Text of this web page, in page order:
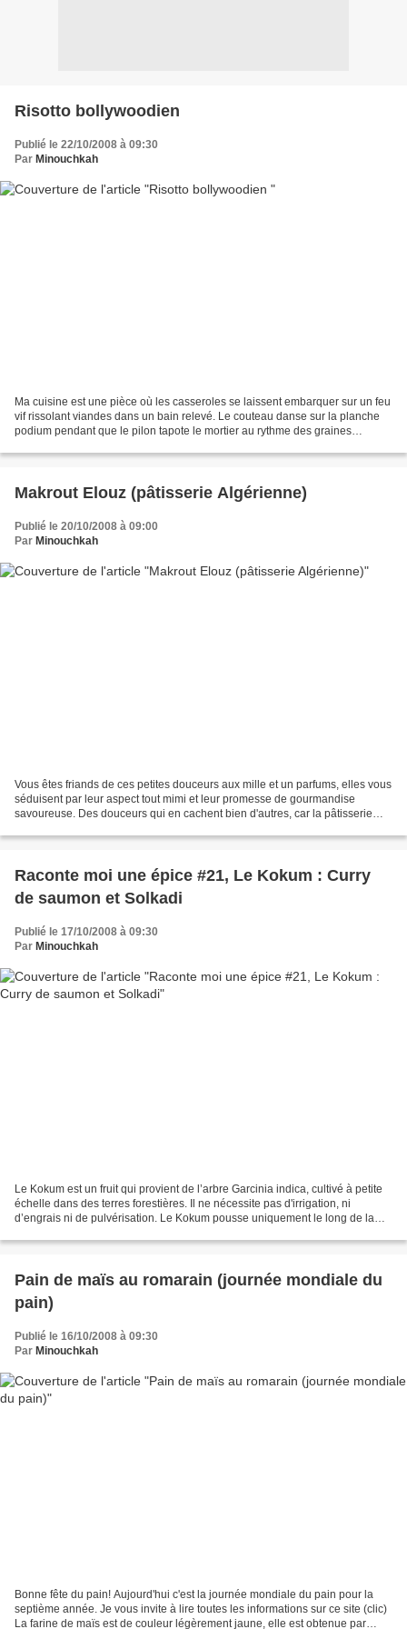
Risotto bollywoodien
Publié le 22/10/2008 à 09:30
Par Minouchkah
Ma cuisine est une pièce où les casseroles se laissent embarquer sur un feu
vif rissolant viandes dans un bain relevé. Le couteau danse sur la planche
podium pendant que le pilon tapote le mortier au rythme des graines
Makrout Elouz (pâtisserie Algérienne)
Publié le 20/10/2008 à 09:00
Par Minouchkah
Vous êtes friands de ces petites douceurs aux mille et un parfums, elles vous
séduisent par leur aspect tout mimi et leur promesse de gourmandise
savoureuse. Des douceurs qui en cachent bien d'autres, car la pâtisserie
Raconte moi une épice #21, Le Kokum : Curry
de saumon et Solkadi
Publié le 17/10/2008 à 09:30
Par Minouchkah
Le Kokum est un fruit qui provient de l’arbre Garcinia indica, cultivé à petite
échelle dans des terres forestières. Il ne nécessite pas d'irrigation, ni
d’engrais ni de pulvérisation. Le Kokum pousse uniquement le long de la
Pain de maïs au romarain (journée mondiale du
pain)
Publié le 16/10/2008 à 09:30
Par Minouchkah
Bonne fête du pain! Aujourd'hui c'est la journée mondiale du pain pour la
septième année. Je vous invite à lire toutes les informations sur ce site (clic)
La farine de maïs est de couleur légèrement jaune, elle est obtenue par